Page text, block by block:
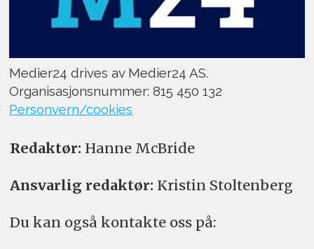
Medier24 drives av Medier24 AS.
Organisasjonsnummer: 815 450 132
Personvern/cookies
Redaktør: Hanne McBride
Ansvarlig redaktør: Kristin Stoltenberg
Du kan også kontakte oss på: